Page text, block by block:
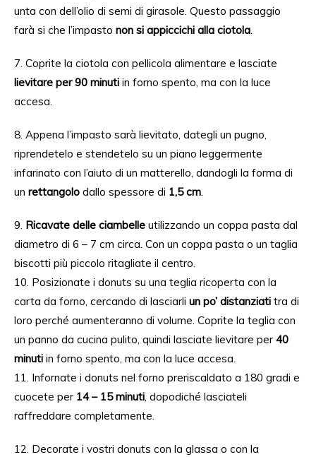
unta con dell’olio di semi di girasole. Questo passaggio
farà si che l’impasto non si appiccichi alla ciotola.
7. Coprite la ciotola con pellicola alimentare e lasciate
lievitare per 90 minuti in forno spento, ma con la luce
accesa.
8. Appena l’impasto sarà lievitato, dategli un pugno,
riprendetelo e stendetelo su un piano leggermente
infarinato con l’aiuto di un matterello, dandogli la forma di
un rettangolo dallo spessore di 1,5 cm.
9. Ricavate delle ciambelle utilizzando un coppa pasta dal
diametro di 6 – 7 cm circa. Con un coppa pasta o un taglia
biscotti più piccolo ritagliate il centro.
10. Posizionate i donuts su una teglia ricoperta con la
carta da forno, cercando di lasciarli un po’ distanziati tra di
loro perché aumenteranno di volume. Coprite la teglia con
un panno da cucina pulito, quindi lasciate lievitare per 40
minuti in forno spento, ma con la luce accesa.
11. Infornate i donuts nel forno preriscaldato a 180 gradi e
cuocete per 14 – 15 minuti, dopodiché lasciateli
raffreddare completamente.
12. Decorate i vostri donuts con la glassa o con la